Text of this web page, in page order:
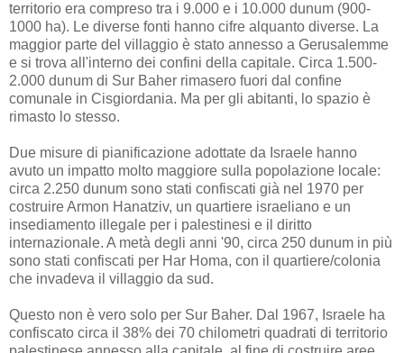
territorio era compreso tra i 9.000 e i 10.000 dunum (900-
1000 ha). Le diverse fonti hanno cifre alquanto diverse. La
maggior parte del villaggio è stato annesso a Gerusalemme
e si trova all'interno dei confini della capitale. Circa 1.500-
2.000 dunum di Sur Baher rimasero fuori dal confine
comunale in Cisgiordania. Ma per gli abitanti, lo spazio è
rimasto lo stesso.
Due misure di pianificazione adottate da Israele hanno
avuto un impatto molto maggiore sulla popolazione locale:
circa 2.250 dunum sono stati confiscati già nel 1970 per
costruire Armon Hanatziv, un quartiere israeliano e un
insediamento illegale per i palestinesi e il diritto
internazionale. A metà degli anni '90, circa 250 dunum in più
sono stati confiscati per Har Homa, con il quartiere/colonia
che invadeva il villaggio da sud.
Questo non è vero solo per Sur Baher. Dal 1967, Israele ha
confiscato circa il 38% dei 70 chilometri quadrati di territorio